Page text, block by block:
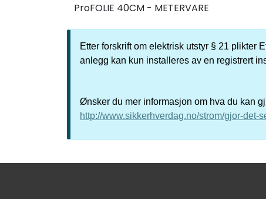
ProFOLIE 40CM - METERVARE
Etter forskrift om elektrisk utstyr § 21 plikter
anlegg kan kun installeres av en registrert
Ønsker du mer informasjon om hva du kan
http://www.sikkerhverdag.no/strom/gjor-